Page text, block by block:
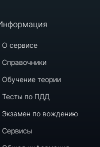
О сервисе
Справочники
Обучение теории
Тесты по ПДД
Экзамен по вождению
Сервисы